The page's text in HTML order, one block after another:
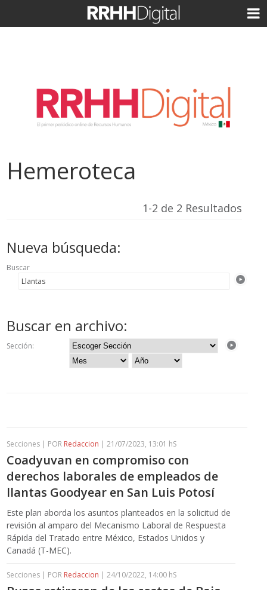
Hemeroteca
1-2 de 2 Resultados
Nueva búsqueda:
Buscar
Buscar en archivo:
Sección:
Secciones | POR Redaccion | 21/07/2023, 13:01 hS
Coadyuvan en compromiso con
derechos laborales de empleados de
llantas Goodyear en San Luis Potosí
Este plan aborda los asuntos planteados en la solicitud de
revisión al amparo del Mecanismo Laboral de Respuesta
Rápida del Tratado entre México, Estados Unidos y
Canadá (T-MEC).
Secciones | POR Redaccion | 24/10/2022, 14:00 hS